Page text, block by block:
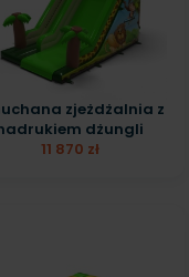
zjeżdżalnia z
dżungli
11 870 zł